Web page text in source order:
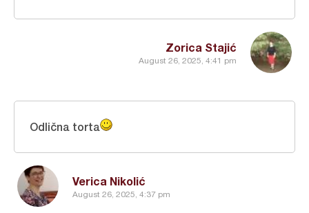
Zorica Stajić
August 26, 2025, 4:41 pm
Verica Nikolić
August 26, 2025, 4:37 pm
Odlična torta